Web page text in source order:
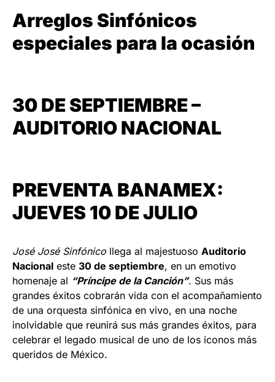
Arreglos Sinfónicos
especiales para la ocasión
30 DE SEPTIEMBRE –
AUDITORIO NACIONAL
PREVENTA BANAMEX:
JUEVES 10 DE JULIO
José José Sinfónico llega al majestuoso Auditorio
Nacional este 30 de septiembre, en un emotivo
homenaje al “Príncipe de la Canción”. Sus más
grandes éxitos cobrarán vida con el acompañamiento
de una orquesta sinfónica en vivo, en una noche
inolvidable que reunirá sus más grandes éxitos, para
celebrar el legado musical de uno de los iconos más
queridos de México.